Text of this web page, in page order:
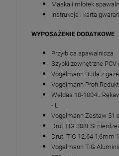
Maska i młotek
Instrukcja i karta
WYPOSAŻENIE DODATKOWE
Przyłbica spawalnicza
Szybki zewnętrzne PCV
Vogelmann Butla z
Vogelmann Profi
Weldas 10-1004L
- L
Vogelmann Zestaw 51
Drut TIG 308LSI
Drut TIG 12.64 1,6mm
Vogelmann TIG